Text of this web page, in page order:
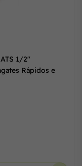
1/2"
Rápidos e